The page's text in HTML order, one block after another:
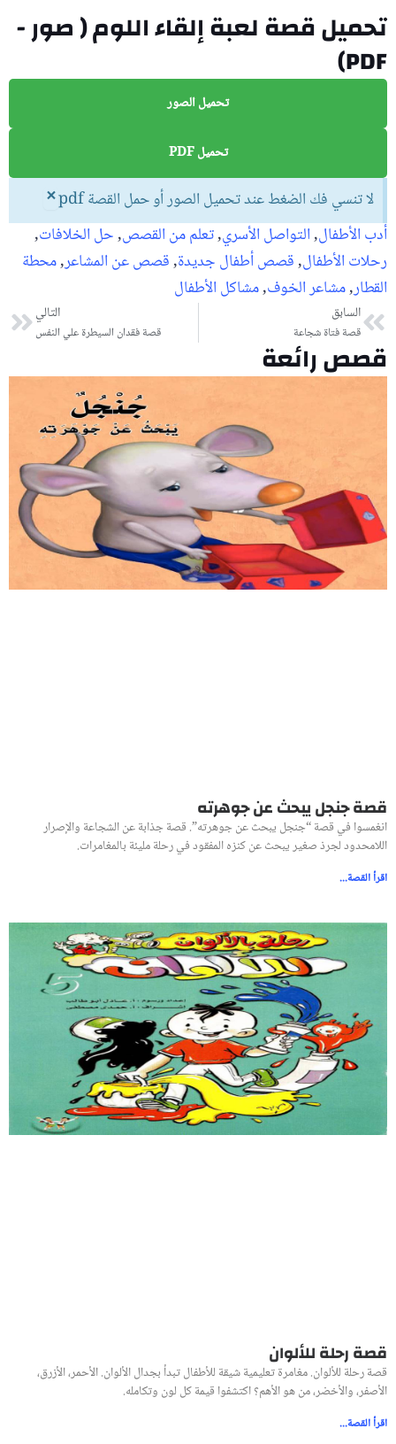
تحميل قصة لعبة إلقاء اللوم ( صور -
PDF)
تحميل الصور
تحميل PDF
لا تنسي فك الضغط عند تحميل الصور أو حمل القصة pdf ×
أدب الأطفال,التواصل الأسري,تعلم من القصص,حل الخلافات,
رحلات الأطفال,قصص أطفال جديدة,قصص عن المشاعر,محطة
القطار,مشاعر الخوف,مشاكل الأطفال
Prev
السابق
قصة فتاة شجاعة
التالي
قصة فقدان السيطرة علي النفس
قصص رائعة
قصة جنجل يبحث عن جوهرته
انغمسوا في قصة “جنجل يبحث عن جوهرته”. قصة جذابة عن الشجاعة والإصرار
اللامحدود لجرذ صغير يبحث عن كنزه المفقود في رحلة مليئة بالمغامرات.
اقرأ القصة...
قصة رحلة للألوان
قصة رحلة للألوان. مغامرة تعليمية شيقة للأطفال تبدأ بجدال الألوان. الأحمر، الأزرق،
الأصفر، والأخضر، من هو الأهم؟ اكتشفوا قيمة كل لون وتكامله.
اقرأ القصة...